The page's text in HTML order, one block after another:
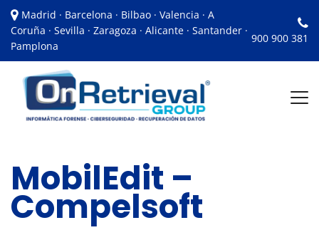
Madrid · Barcelona · Bilbao · Valencia · A
Coruña · Sevilla · Zaragoza · Alicante · Santander ·
Pamplona
900 900 381
MobilEdit –
Compelsoft